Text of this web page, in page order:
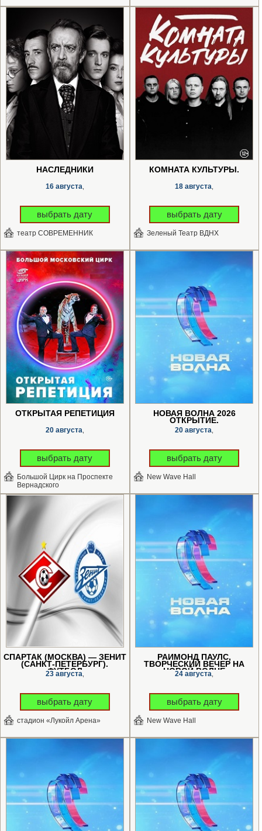
НАСЛЕДНИКИ
16 августа
выбрать дату
театр СОВРЕМЕННИК
КОМНАТА КУЛЬТУРЫ.
18 августа
выбрать дату
Зеленый Театр ВДНХ
ОТКРЫТАЯ РЕПЕТИЦИЯ
20 августа
выбрать дату
Большой Цирк на Проспекте
Вернадского
НОВАЯ ВОЛНА 2026
ОТКРЫТИЕ.
20 августа
выбрать дату
New Wave Hall
СПАРТАК (МОСКВА) — ЗЕНИТ
(САНКТ-ПЕТЕРБУРГ).
ФУТБОЛ
23 августа
выбрать дату
стадион «Лукойл Арена»
РАЙМОНД ПАУЛС,
ТВОРЧЕСКИЙ ВЕЧЕР НА
«НОВОЙ ВОЛНЕ»
24 августа
выбрать дату
New Wave Hall